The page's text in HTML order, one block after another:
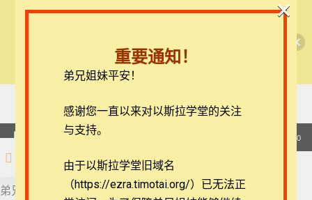
ezrahall@timotai.org
首页 每日读经/灵修 【西罗亚池灵修】彼得后书
彼得后书每日灵修
01 彼得后书 1:1-2
02 彼得后书 1:3-4
频
放
00:00
弟兄姐妹平安。我们今天来一起思想的经文是彼得后书1:1-2，
重要通知！
弟兄姐妹平安！
感谢您一直以来对以斯拉学堂的关注
与支持。
由于以斯拉学堂旧域名
（https://ezra.timotai.org/）已无法正
×
查看课程